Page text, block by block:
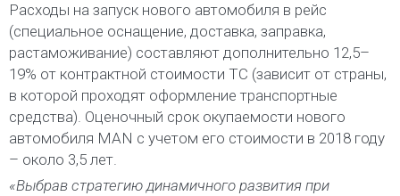
Расходы на запуск нового автомобиля в рейс
(специальное оснащение, доставка, заправка,
растаможивание) составляют дополнительно 12,5–
19% от контрактной стоимости ТС (зависит от страны,
в которой проходят оформление транспортные
средства). Оценочный срок окупаемости нового
автомобиля MAN с учетом его стоимости в 2018 году
– около 3,5 лет.
«Выбрав стратегию динамичного развития при